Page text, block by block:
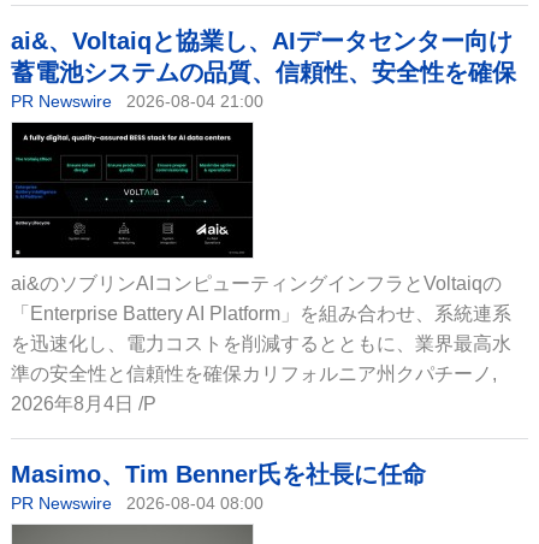
ai&、Voltaiqと協業し、AIデータセンター向け
蓄電池システムの品質、信頼性、安全性を確保
PR Newswire 2026-08-04 21:00
ai&のソブリンAIコンピューティングインフラとVoltaiqの
「Enterprise Battery AI Platform」を組み合わせ、系統連系
を迅速化し、電力コストを削減するとともに、業界最高水
準の安全性と信頼性を確保カリフォルニア州クパチーノ,
2026年8月4日 /P
Masimo、Tim Benner氏を社長に任命
PR Newswire 2026-08-04 08:00